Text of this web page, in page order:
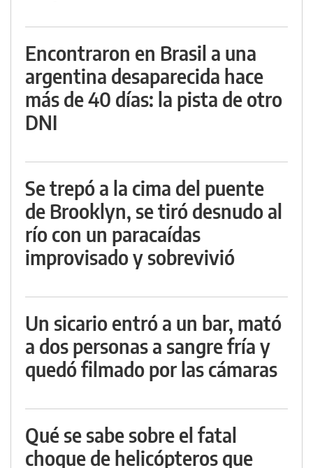
Encontraron en Brasil a una
argentina desaparecida hace
más de 40 días: la pista de otro
DNI
Se trepó a la cima del puente
de Brooklyn, se tiró desnudo al
río con un paracaídas
improvisado y sobrevivió
Un sicario entró a un bar, mató
a dos personas a sangre fría y
quedó filmado por las cámaras
Qué se sabe sobre el fatal
choque de helicópteros que